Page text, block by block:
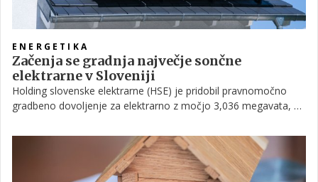
ENERGETIKA
Začenja se gradnja največje sončne
elektrarne v Sloveniji
Holding slovenske elektrarne (HSE) je pridobil pravnomočno
gradbeno dovoljenje za elektrarno z močjo 3,036 megavata, ki
nenevarnih odpadkov Prapretno pri Hrastniku. Temeljni kamen